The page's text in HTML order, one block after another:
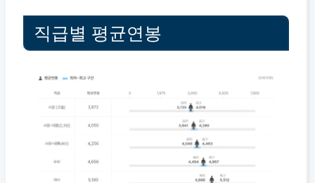
직급별 평균연봉